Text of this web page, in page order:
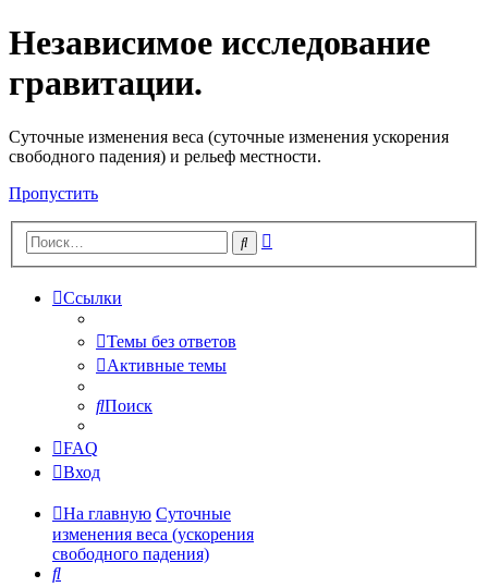
Независимое исследование
гравитации.
Cуточные изменения веса (суточные изменения ускорения
свободного падения) и рельеф местности.
Пропустить
Поиск
Ссылки
Темы без ответов
Активные темы
Поиск
FAQ
Вход
На главную Суточные
изменения веса (ускорения
свободного падения)
Поиск